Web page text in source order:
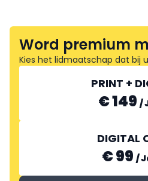
Word premium
Kies het lidmaatschap dat bij
PRINT +
€ 149 /
DIGITAL
€ 99 /